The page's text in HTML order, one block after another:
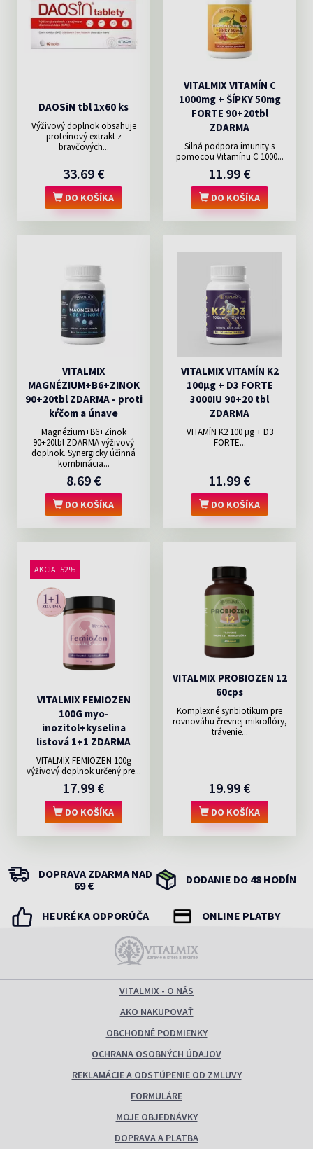
DAOSiN tbl 1x60 ks
Výživový doplnok obsahuje
proteínový extrakt z
bravčových...
33.69 €
DO KOŠÍKA
VITALMIX VITAMÍN C
1000mg + ŠÍPKY 50mg
FORTE 90+20tbl
ZDARMA
Silná podpora imunity s
pomocou Vitamínu C 1000...
11.99 €
DO KOŠÍKA
VITALMIX
MAGNÉZIUM+B6+ZINOK
90+20tbl ZDARMA - proti
kŕčom a únave
Magnézium+B6+Zinok
90+20tbl ZDARMA výživový
doplnok. Synergicky účinná
kombinácia...
8.69 €
DO KOŠÍKA
VITALMIX VITAMÍN K2
100µg + D3 FORTE
3000IU 90+20 tbl
ZDARMA
VITAMÍN K2 100 μg + D3
FORTE...
11.99 €
DO KOŠÍKA
AKCIA -52%
VITALMIX FEMIOZEN
100G myo-
inozitol+kyselina
listová 1+1 ZDARMA
VITALMIX FEMIOZEN 100g
výživový doplnok určený pre...
17.99 €
DO KOŠÍKA
VITALMIX PROBIOZEN 12
60cps
Komplexné synbiotikum pre
rovnováhu črevnej mikroflóry,
trávenie...
19.99 €
DO KOŠÍKA
DOPRAVA ZDARMA NAD
69 €
DODANIE DO 48 HODÍN
HEURÉKA ODPORÚČA ONLINE PLATBY
VITALMIX - O NÁS
AKO NAKUPOVAŤ
OBCHODNÉ PODMIENKY
OCHRANA OSOBNÝCH ÚDAJOV
REKLAMÁCIE A ODSTÚPENIE OD ZMLUVY
FORMULÁRE
MOJE OBJEDNÁVKY
DOPRAVA A PLATBA